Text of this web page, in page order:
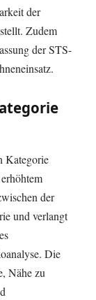
der
Zudem
der STS-
Kategorie
der
und verlangt
Die
Nähe zu